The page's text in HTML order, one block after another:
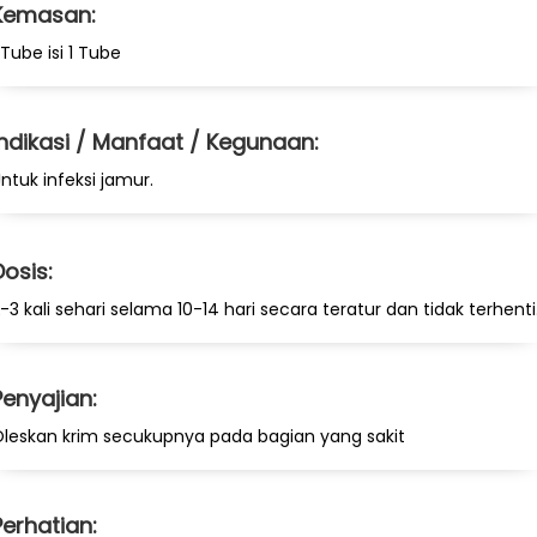
Tube isi 1 Tube
/ Manfaat / Kegunaan:
infeksi jamur.
3 kali sehari selama 10-14 hari secara teratur dan tidak
krim secukupnya pada bagian yang sakit